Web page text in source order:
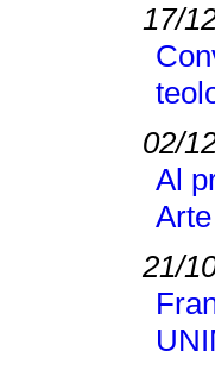
17/
02/
Al
21/